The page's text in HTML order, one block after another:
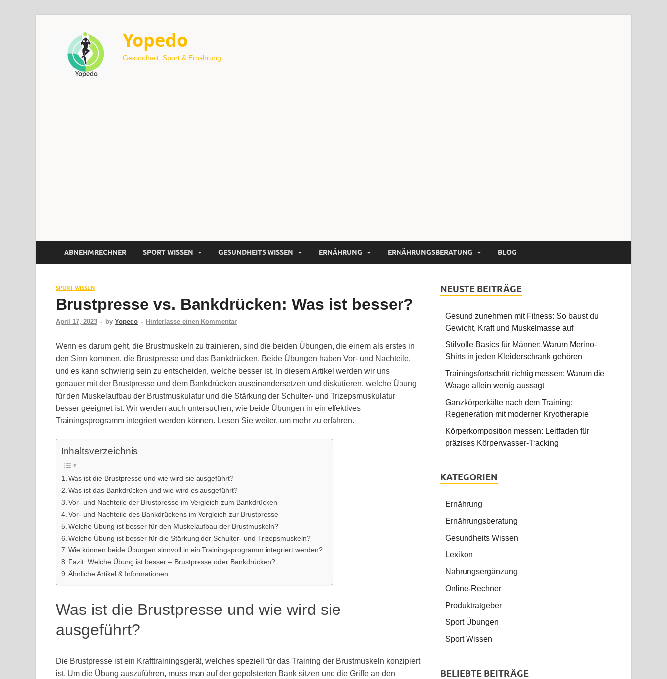
Yopedo
Gesundheit, Sport & Ernährung
ABNEHMRECHNER SPORT WISSEN GESUNDHEITS WISSEN ERNÄHRUNG ERNÄHRUNGSBERATUNG BLOG
SPORT WISSEN
Brustpresse vs. Bankdrücken: Was ist besser?
April 17, 2023 - by Yopedo - Hinterlasse einen Kommentar
Wenn es darum geht, die Brustmuskeln zu trainieren, sind die beiden Übungen, die einem als erstes in
den Sinn kommen, die Brustpresse und das Bankdrücken. Beide Übungen haben Vor- und Nachteile,
und es kann schwierig sein zu entscheiden, welche besser ist. In diesem Artikel werden wir uns
genauer mit der Brustpresse und dem Bankdrücken auseinandersetzen und diskutieren, welche Übung
für den Muskelaufbau der Brustmuskulatur und die Stärkung der Schulter- und Trizepsmuskulatur
besser geeignet ist. Wir werden auch untersuchen, wie beide Übungen in ein effektives
Trainingsprogramm integriert werden können. Lesen Sie weiter, um mehr zu erfahren.
Inhaltsverzeichnis
Was ist die Brustpresse und wie wird sie ausgeführt?
Was ist das Bankdrücken und wie wird es ausgeführt?
Vor- und Nachteile der Brustpresse im Vergleich zum Bankdrücken
Vor- und Nachteile des Bankdrückens im Vergleich zur Brustpresse
Welche Übung ist besser für den Muskelaufbau der Brustmuskeln?
Welche Übung ist besser für die Stärkung der Schulter- und Trizepsmuskeln?
Wie können beide Übungen sinnvoll in ein Trainingsprogramm integriert werden?
Fazit: Welche Übung ist besser – Brustpresse oder Bankdrücken?
Ähnliche Artikel & Informationen
Was ist die Brustpresse und wie wird sie
ausgeführt?
Die Brustpresse ist ein Krafttrainingsgerät, welches speziell für das Training der Brustmuskeln konzipiert
ist. Um die Übung auszuführen, muss man auf der gepolsterten Bank sitzen und die Griffe an den
NEUSTE BEITRÄGE
Gesund zunehmen mit Fitness: So baust du
Gewicht, Kraft und Muskelmasse auf
Stilvolle Basics für Männer: Warum Merino-
Shirts in jeden Kleiderschrank gehören
Trainingsfortschritt richtig messen: Warum die
Waage allein wenig aussagt
Ganzkörperkälte nach dem Training:
Regeneration mit moderner Kryotherapie
Körperkomposition messen: Leitfaden für
präzises Körperwasser-Tracking
KATEGORIEN
Ernährung
Ernährungsberatung
Gesundheits Wissen
Lexikon
Nahrungsergänzung
Online-Rechner
Produktratgeber
Sport Übungen
Sport Wissen
BELIEBTE BEITRÄGE